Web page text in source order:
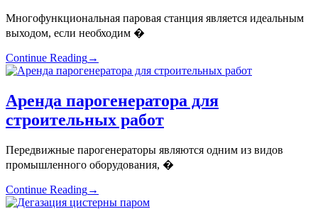
Многофункциональная паровая станция является идеальным
выходом, если необходим �
Continue Reading→
Аренда парогенератора для
строительных работ
Передвижные парогенераторы являются одним из видов
промышленного оборудования, �
Continue Reading→